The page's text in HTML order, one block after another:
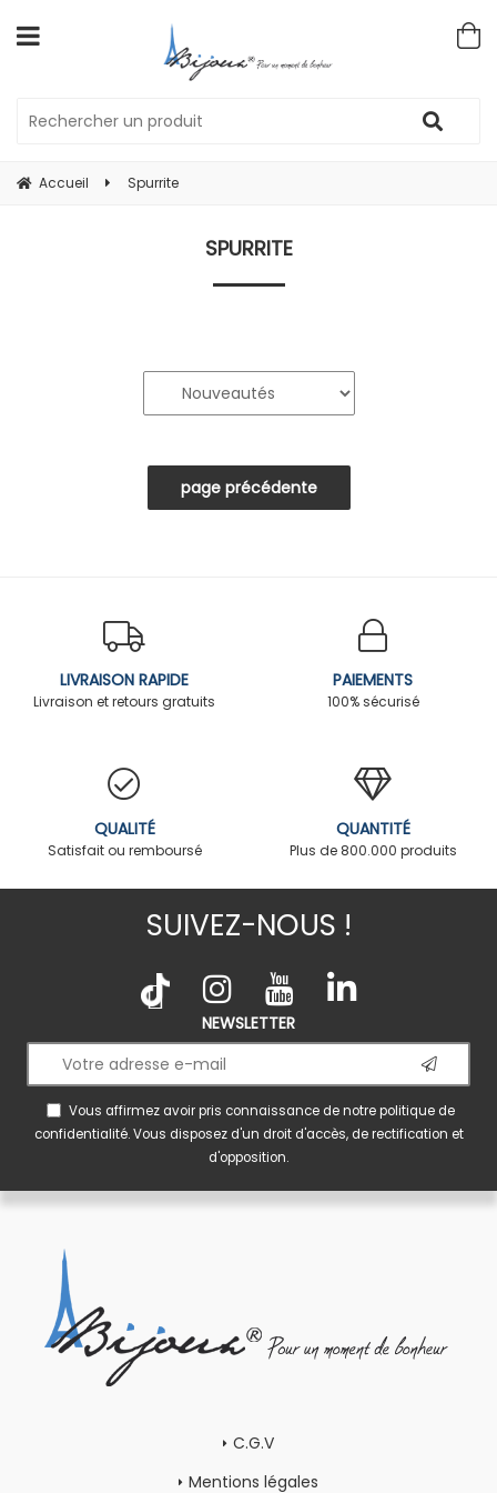
Accueil Spurrite
SPURRITE
LIVRAISON RAPIDE
Livraison et retours gratuits
PAIEMENTS
100% sécurisé
QUALITÉ
Satisfait ou remboursé
QUANTITÉ
Plus de 800.000 produits
SUIVEZ-NOUS !
NEWSLETTER
Vous affirmez avoir pris connaissance de notrepolitique de
confidentialité. Vous disposez d'un droit d'accès, de rectification et
d'opposition.
C.G.V
Mentions légales